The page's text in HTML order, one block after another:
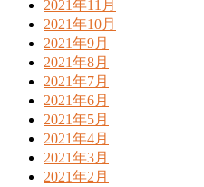
2021年11月
2021年10月
2021年9月
2021年8月
2021年7月
2021年6月
2021年5月
2021年4月
2021年3月
2021年2月